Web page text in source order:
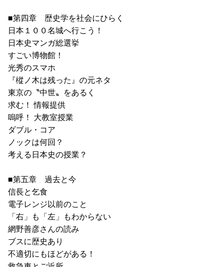
■第四章 歴史学を社会にひらく
日本１００名城へ行こう！
日本史マンガ総選挙
すごい博物館！
光秀のスマホ
『樅ノ木は残った』の元ネタ
東京の〝中世〟をあるく
求む！ 情報提供
嗚呼！ 大教室授業
ダブル・コア
ノックは何回？
考える日本史の授業？
■第五章 過去と今
信長と乞食
電子レンジ以前のこと
「右」も「左」もわからない
網野善彦さんの読み
ブスに歴史あり
不適切にもほどがある！